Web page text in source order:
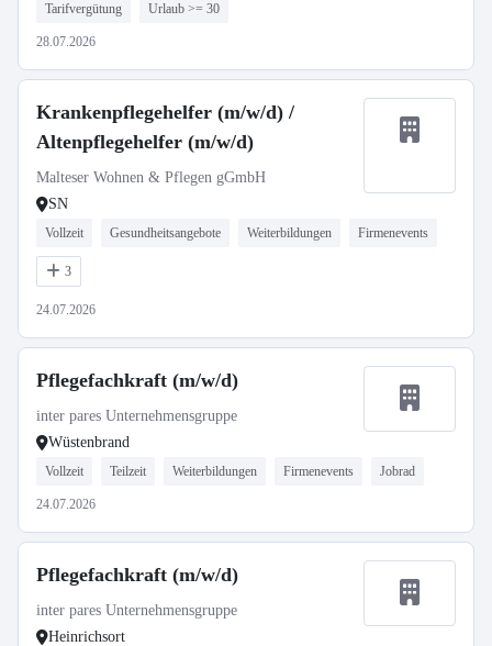
Tarifvergütung Urlaub >= 30
28.07.2026
Krankenpflegehelfer (m/w/d) /
Altenpflegehelfer (m/w/d)
Malteser Wohnen & Pflegen gGmbH
SN
Vollzeit Gesundheitsangebote Weiterbildungen Firmenevents
3
24.07.2026
Pflegefachkraft (m/w/d)
inter pares Unternehmensgruppe
Wüstenbrand
Vollzeit Teilzeit Weiterbildungen Firmenevents Jobrad
24.07.2026
Pflegefachkraft (m/w/d)
inter pares Unternehmensgruppe
Heinrichsort